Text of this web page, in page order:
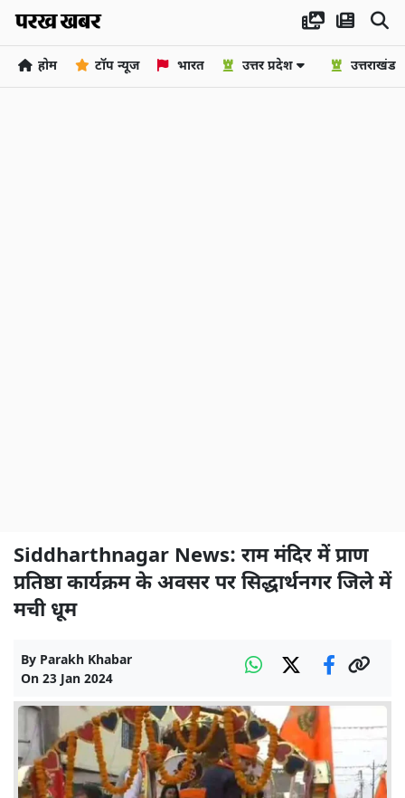
होम टॉप न्यूज भारत उत्तर प्रदेश उत्तराखंड
Siddharthnagar News: राम मंदिर में प्राण
प्रतिष्ठा कार्यक्रम के अवसर पर सिद्धार्थनगर जिले में
मची धूम
By Parakh Khabar
On 23 Jan 2024